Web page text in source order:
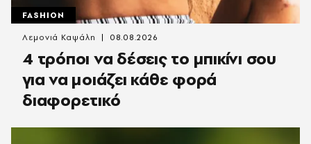
FASHION
4 τρόποι να δέσεις το μπικίνι σου
για να μοιάζει κάθε φορά
διαφορετικό
Λεμονιά Καψάλη 08.08.2026